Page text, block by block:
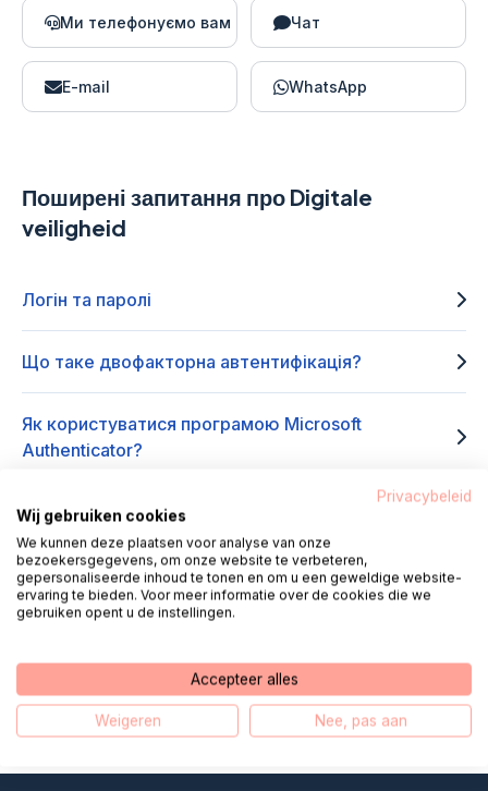
Ми телефонуємо вам Чат
E-mail WhatsApp
Поширені запитання про Digitale
veiligheid
Логін та паролі
Що таке двофакторна автентифікація?
Як користуватися програмою Microsoft
Authenticator?
Як увімкнути або вимкнути блокування програми
Microsoft Authenticator?
Як користуватися програмою Google
Authenticator?
Privacybeleid
Wij gebruiken cookies
We kunnen deze plaatsen voor analyse van onze
bezoekersgegevens, om onze website te verbeteren,
gepersonaliseerde inhoud te tonen en om u een geweldige website-
ervaring te bieden. Voor meer informatie over de cookies die we
gebruiken opent u de instellingen.
Accepteer alles
Weigeren Nee, pas aan